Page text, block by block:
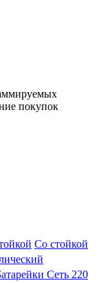
покупок
Со стойкой
Сеть 220